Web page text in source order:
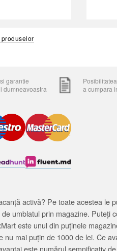
garantie
dumneavoastra
a cumpara
activă? Pe toate acestea le
umblatul prin magazine. Puteți
este unul din puținele
mai puțin de 1000 de lei. Ce
este numărul semnificativ